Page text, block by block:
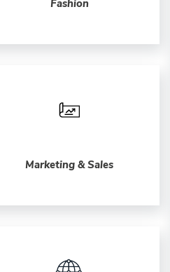
Fashion
Marketing & Sales